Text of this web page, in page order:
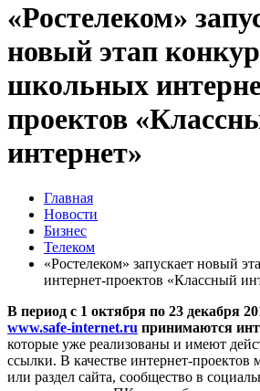
«Ростелеком»
новый этап
школьных
проектов
интернет»
Главная
Новости
Бизнес
Телеком
«Ростелеком» запускает новый
интернет-проектов «Классный
В период с 1 октября по 23 декабря
www.safe-internet.ru принимаются
которые уже реализованы и имеют
ссылки. В качестве интернет-проектов
или раздел сайта, сообщество в